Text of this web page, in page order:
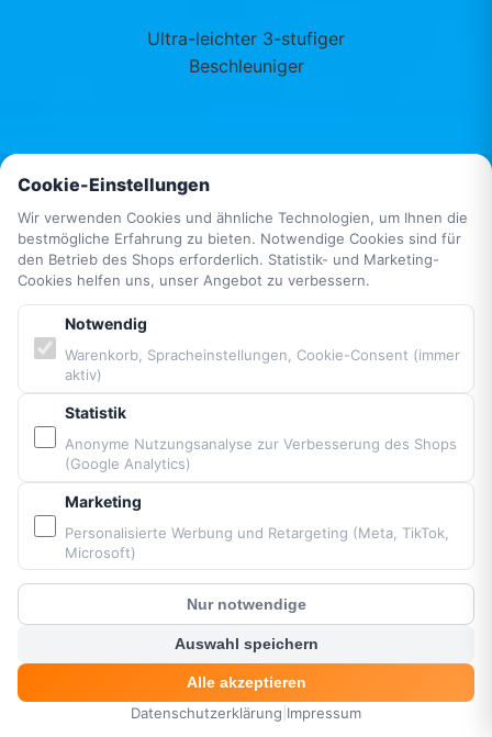
MENÜ SUCHE KORB
Ultra-leichter 3-stufiger ​
Beschleuniger
GEWICHT
Race Up (Größe M)
+ NEO Koroyd 2.4
+ NEO AustriAlpin Rocket-Karabiner ? Kunden Chat
Cookie-Einstellungen
Wir verwenden Cookies und ähnliche Technologien, um Ihnen die
bestmögliche Erfahrung zu bieten. Notwendige Cookies sind für
den Betrieb des Shops erforderlich. Statistik- und Marketing-
Cookies helfen uns, unser Angebot zu verbessern.
Notwendig
Warenkorb, Spracheinstellungen, Cookie-Consent (immer
aktiv)
Statistik
Anonyme Nutzungsanalyse zur Verbesserung des Shops
(Google Analytics)
Marketing
Personalisierte Werbung und Retargeting (Meta, TikTok,
Microsoft)
Nur notwendige
Auswahl speichern
Alle akzeptieren
Datenschutzerklärung Impressum